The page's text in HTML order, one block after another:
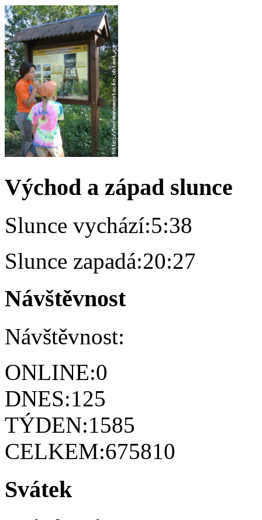
Východ a západ slunce
Slunce vychází:5:38
Slunce zapadá:20:27
Návštěvnost
Návštěvnost:
ONLINE:0
DNES:125
TÝDEN:1585
CELKEM:675810
Svátek